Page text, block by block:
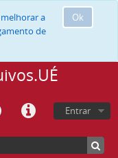
Ok
a
de
Entrar